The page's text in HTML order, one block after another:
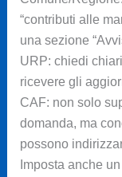
“contributi alle
una sezione
URP: chiedi
ricevere gli
CAF: non solo
domanda, ma
possono
Imposta anche